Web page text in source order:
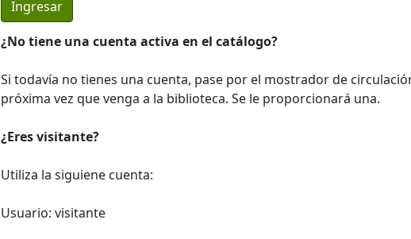
¿No tiene una cuenta activa en el catálogo?
Si todavía no tienes una cuenta, pase por el mostrador de
próxima vez que venga a la biblioteca. Se le proporcionará una.
¿Eres visitante?
Utiliza la siguiene cuenta:
Usuario: visitante